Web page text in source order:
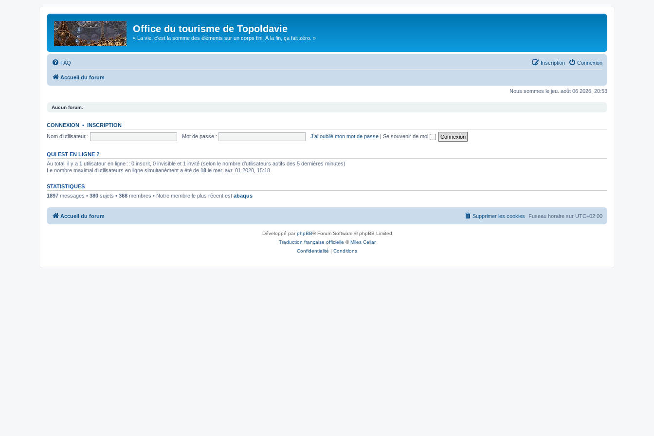
Office du tourisme de Topoldavie
« La vie, c'est la somme des éléments sur un corps fini. À la fin, ça fait zéro. »
FAQ Connexion
Inscription
Accueil du forum
Nous sommes le jeu. août 06 2026, 20:53
Aucun forum.
CONNEXION • INSCRIPTION
Nom d’utilisateur :
Mot de passe : J’ai oublié mon mot de passe | Se souvenir de moi
QUI EST EN LIGNE ?
Au total, il y a 1 utilisateur en ligne :: 0 inscrit, 0 invisible et 1 invité (selon le nombre d’utilisateurs actifs des 5 dernières minutes)
Le nombre maximal d’utilisateurs en ligne simultanément a été de 18 le mer. avr. 01 2020, 15:18
STATISTIQUES
1897 messages • 380 sujets • 368 membres • Notre membre le plus récent est abaqus
Accueil du forum Fuseau horaire sur UTC+02:00
Supprimer les cookies
Développé parphpBB® Forum Software © phpBB Limited
Traduction française officielle ©Miles Cellar
Confidentialité | Conditions